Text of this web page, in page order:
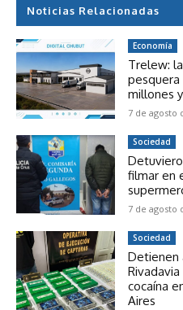
Noticias Relacionadas
Economía
Trelew:
pesquera
millones
7 de agosto
Sociedad
filmar en
7 de agosto
Sociedad
Detienen
cocaína
Aires